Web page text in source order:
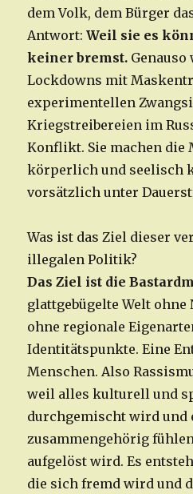
dem Volk, dem Bürger
Antwort:Weil sie es
keiner bremst. Genauso
Lockdowns mit
experimentellen
Kriegstreibereien im
Konflikt. Sie machen die
körperlich und seelisch
vorsätzlich unter
Was ist das Ziel dieser
illegalen Politik?
Das Ziel ist die
glattgebügelte Welt ohne
ohne regionale
Identitätspunkte. Eine
Menschen. Also
weil alles kulturell und
durchgemischt wird und
zusammengehörig
aufgelöst wird. Es
die sich fremd wird und